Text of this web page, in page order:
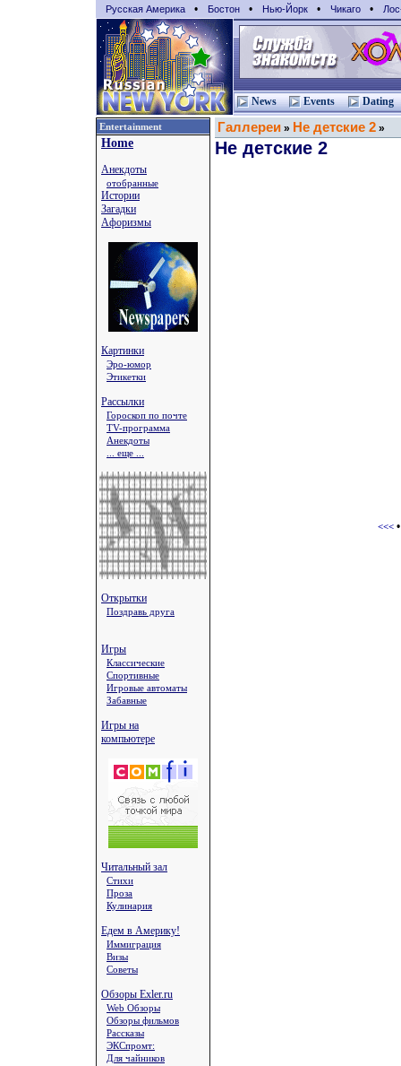
Русская Америка • Бостон • Нью-Йорк • Чикаго •
News Events Dating
Entertainment
Home
Анекдоты
отобранные
Истории
Загадки
Афоризмы
Картинки
Эро-юмор
Этикетки
Рассылки
Гороскоп по почте
TV-программа
Анекдоты
... еще ...
Открытки
Поздравь друга
Игры
Классические
Спортивные
Игровые автоматы
Забавные
Игры на
компьютере
Читальный зал
Стихи
Проза
Кулинария
Едем в Америку!
Иммиграция
Визы
Советы
Обзоры Exler.ru
Web Обзоры
Обзоры фильмов
Рассказы
ЭКСпромт:
Для чайников
Галлереи » Не детские 2 »
Не детские 2
<<<